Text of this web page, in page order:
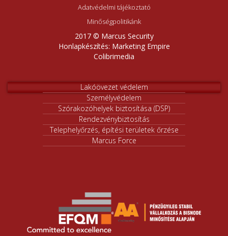
Adatvédelmi tájékoztató
Minőségpolitikánk
2017 © Marcus Security
Honlapkészítés: Marketing Empire
Colibrimedia
Lakóövezet védelem
Személyvédelem
Szórakozóhelyek biztosítása (DSP)
Rendezvénybiztosítás
Telephelyőrzés, építési területek őrzése
Marcus Force